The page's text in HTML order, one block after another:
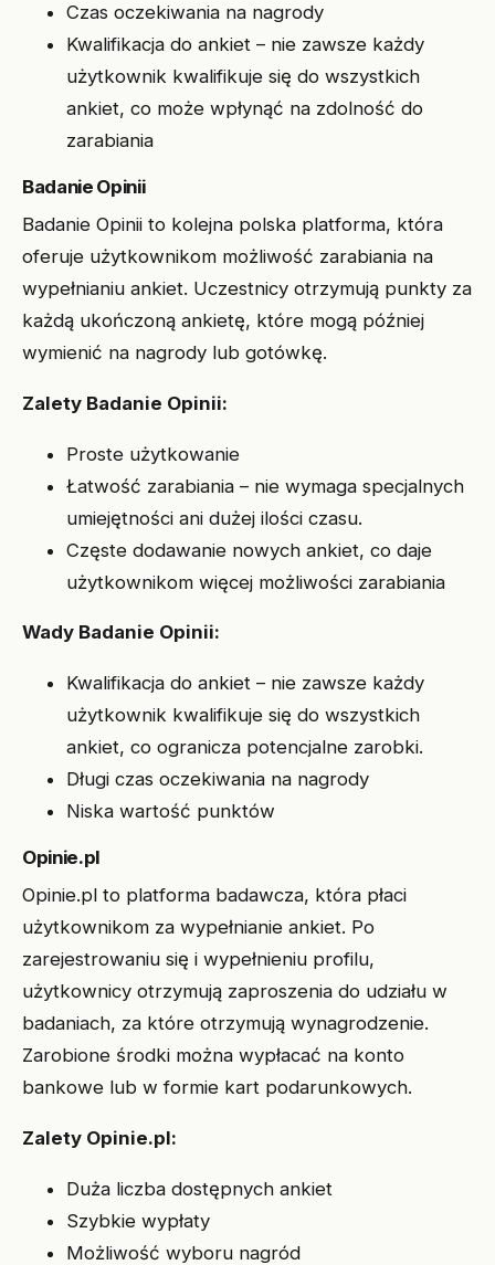
Czas oczekiwania na nagrody
Kwalifikacja do ankiet – nie zawsze każdy
użytkownik kwalifikuje się do wszystkich
ankiet, co może wpłynąć na zdolność do
zarabiania
Badanie Opinii
Badanie Opinii to kolejna polska platforma, która
oferuje użytkownikom możliwość zarabiania na
wypełnianiu ankiet. Uczestnicy otrzymują punkty za
każdą ukończoną ankietę, które mogą później
wymienić na nagrody lub gotówkę.
Zalety Badanie Opinii:
Proste użytkowanie
Łatwość zarabiania – nie wymaga specjalnych
umiejętności ani dużej ilości czasu.
Częste dodawanie nowych ankiet, co daje
użytkownikom więcej możliwości zarabiania
Wady Badanie Opinii:
Kwalifikacja do ankiet – nie zawsze każdy
użytkownik kwalifikuje się do wszystkich
ankiet, co ogranicza potencjalne zarobki.
Długi czas oczekiwania na nagrody
Niska wartość punktów
Opinie.pl
Opinie.pl to platforma badawcza, która płaci
użytkownikom za wypełnianie ankiet. Po
zarejestrowaniu się i wypełnieniu profilu,
użytkownicy otrzymują zaproszenia do udziału w
badaniach, za które otrzymują wynagrodzenie.
Zarobione środki można wypłacać na konto
bankowe lub w formie kart podarunkowych.
Zalety Opinie.pl:
Duża liczba dostępnych ankiet
Szybkie wypłaty
Możliwość wyboru nagród